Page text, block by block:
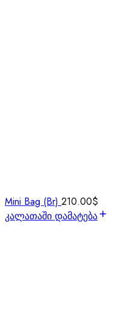
Mini Bag (Br) 210.00$
კალათაში დამატება